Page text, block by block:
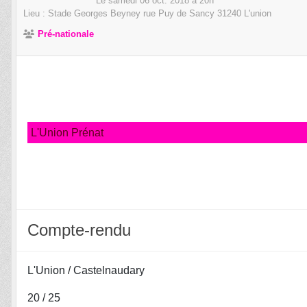
Lieu : Stade Georges Beyney rue Puy de Sancy 31240 L'union
Pré-nationale
L'Union Prénat
Compte-rendu
L'Union / Castelnaudary
20 / 25